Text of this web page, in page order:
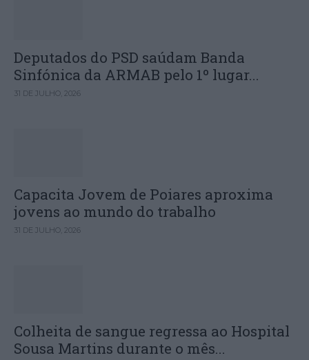
Deputados do PSD saúdam Banda
Sinfónica da ARMAB pelo 1º lugar...
31 DE JULHO, 2026
Capacita Jovem de Poiares aproxima
jovens ao mundo do trabalho
31 DE JULHO, 2026
Colheita de sangue regressa ao Hospital
Sousa Martins durante o mês...